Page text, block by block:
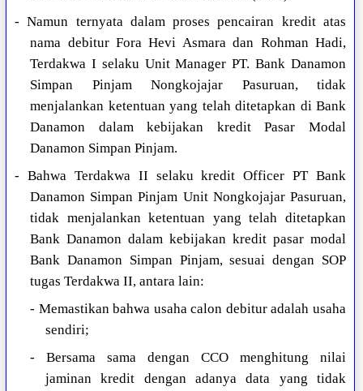
- Namun ternyata dalam proses pencairan kredit atas
nama debitur Fora Hevi Asmara dan Rohman Hadi,
Terdakwa I selaku Unit Manager PT. Bank Danamon
Simpan Pinjam Nongkojajar Pasuruan, tidak
menjalankan ketentuan yang telah ditetapkan di Bank
Danamon dalam kebijakan kredit Pasar Modal
Danamon Simpan Pinjam.
- Bahwa Terdakwa II selaku kredit Officer PT Bank
Danamon Simpan Pinjam Unit Nongkojajar Pasuruan,
tidak menjalankan ketentuan yang telah ditetapkan
Bank Danamon dalam kebijakan kredit pasar modal
Bank Danamon Simpan Pinjam, sesuai dengan SOP
tugas Terdakwa II, antara lain:
- Memastikan bahwa usaha calon debitur adalah usaha
sendiri;
- Bersama sama dengan CCO menghitung nilai
jaminan kredit dengan adanya data yang tidak